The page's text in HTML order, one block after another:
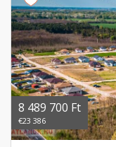
8 489 700 Ft
€23 386